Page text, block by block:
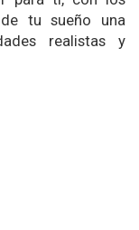
tu sueño una
realistas y